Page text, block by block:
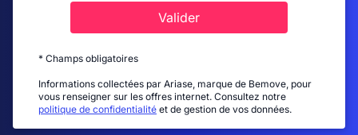
Valider
* Champs obligatoires
Informations collectées par Ariase, marque de Bemove, pour
vous renseigner sur les offres internet. Consultez notre
politique de confidentialité et de gestion de vos données.